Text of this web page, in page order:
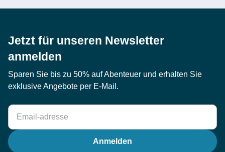
Jetzt für unseren Newsletter
anmelden
Sparen Sie bis zu 50% auf Abenteuer und erhalten Sie
exklusive Angebote per E-Mail.
Anmelden